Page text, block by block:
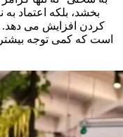
بخشد، بلکه اعتماد
کردن افزایش می دهد.
است که کمی توجه